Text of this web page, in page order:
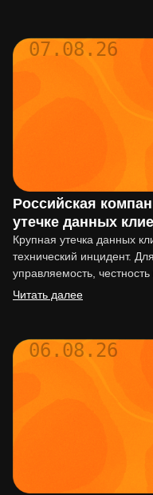
07.08.26
Российская
утечке данных
Крупная утечка данных
технический инцидент.
управляемость,
действовать по…
Читать далее
06.08.26